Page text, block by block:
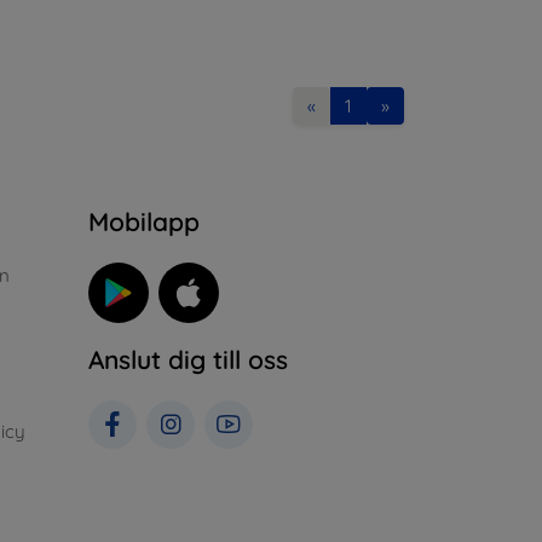
« 1 »
Mobilapp
Anslut dig till oss